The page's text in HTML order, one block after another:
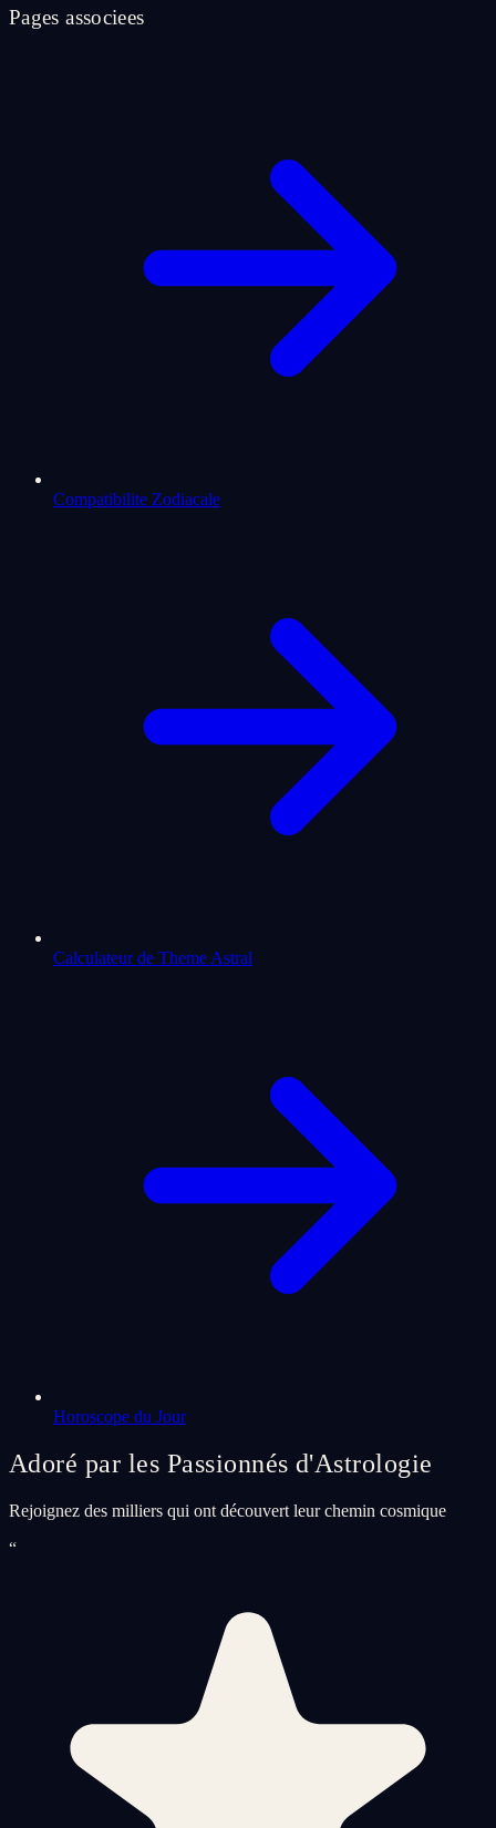
Pages associees
Compatibilite Zodiacale
Calculateur de Theme Astral
Horoscope du Jour
Adoré par les Passionnés d'Astrologie
Rejoignez des milliers qui ont découvert leur chemin cosmique
“